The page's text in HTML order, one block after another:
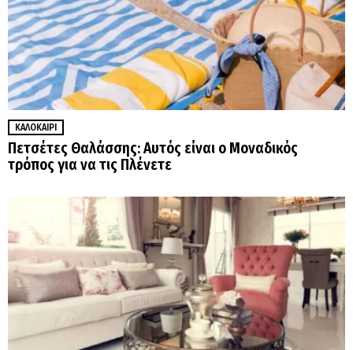
ΚΑΛΟΚΑΊΡΙ
Πετσέτες Θαλάσσης: Αυτός είναι ο Μοναδικός
τρόπος για να τις Πλένετε